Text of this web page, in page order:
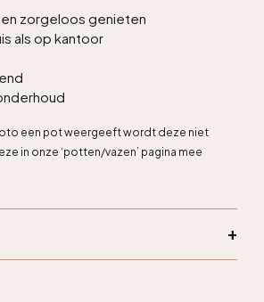
zorgeloos genieten
als op kantoor
een pot weergeeft wordt deze niet
in onze ‘potten/vazen’ pagina mee